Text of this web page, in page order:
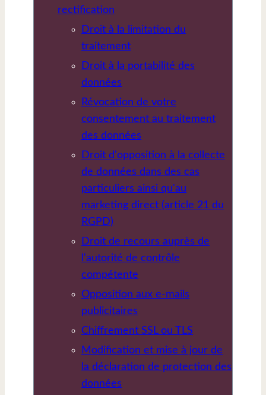
rectification
Droit à la limitation du
traitement
Droit à la portabilité des
données
Révocation de votre
consentement au traitement
des données
Droit d'opposition à la collecte
de données dans des cas
particuliers ainsi qu'au
marketing direct (article 21 du
RGPD)
Droit de recours auprès de
l'autorité de contrôle
compétente
Opposition aux e-mails
publicitaires
Chiffrement SSL ou TLS
Modification et mise à jour de
la déclaration de protection des
données